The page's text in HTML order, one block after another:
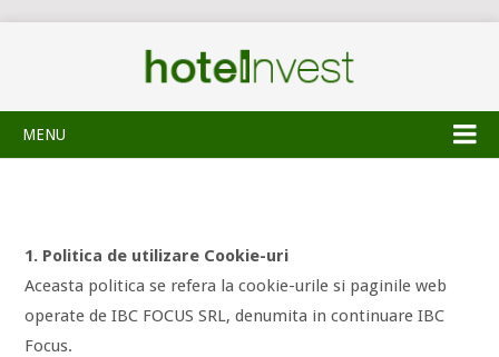
MENU
1. Politica de utilizare Cookie-uri
Aceasta politica se refera la cookie-urile si paginile web
operate de IBC FOCUS SRL, denumita in continuare IBC
Focus.